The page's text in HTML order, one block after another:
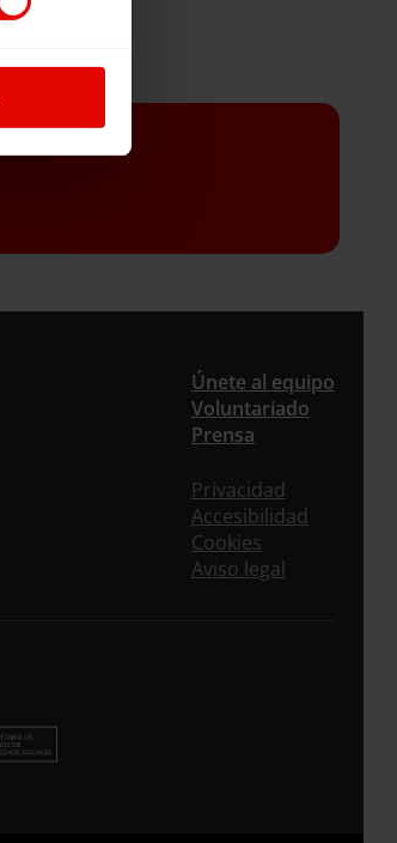
newsletter mensual y los
los que te ofrecemos
te daremos de alta en
y podrás estar al tanto de
Únete al equipo
Voluntariado
Prensa
Privacidad
Accesibilidad
Cookies
Aviso legal